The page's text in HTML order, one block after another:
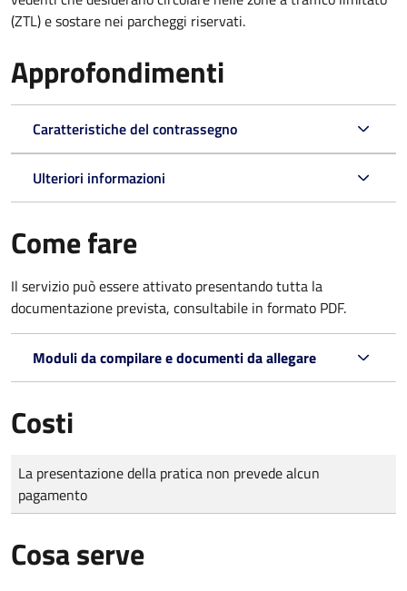
(ZTL) e sostare nei parcheggi riservati.
Approfondimenti
Caratteristiche del contrassegno
Ulteriori informazioni
Come fare
Il servizio può essere attivato presentando tutta la
documentazione prevista, consultabile in formato PDF.
Moduli da compilare e documenti da allegare
Costi
Tipo di pagamento
Importo
La presentazione della pratica non prevede alcun
pagamento
Cosa serve